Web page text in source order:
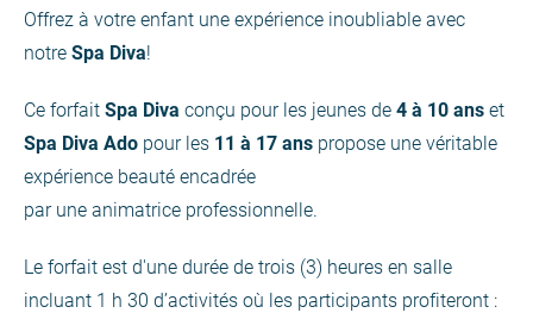
Offrez à votre enfant une expérience inoubliable avec
notreSpa Diva!
Ce forfaitSpa Diva conçu pour les jeunes de4 à 10 anset
Spa Diva Ado pour les 11 à 17 ans propose une véritable
expérience beauté encadrée
par une animatrice professionnelle.
Le forfait est d'une durée de trois (3) heures en salle
incluant 1 h 30 d’activités où les participants profiteront :